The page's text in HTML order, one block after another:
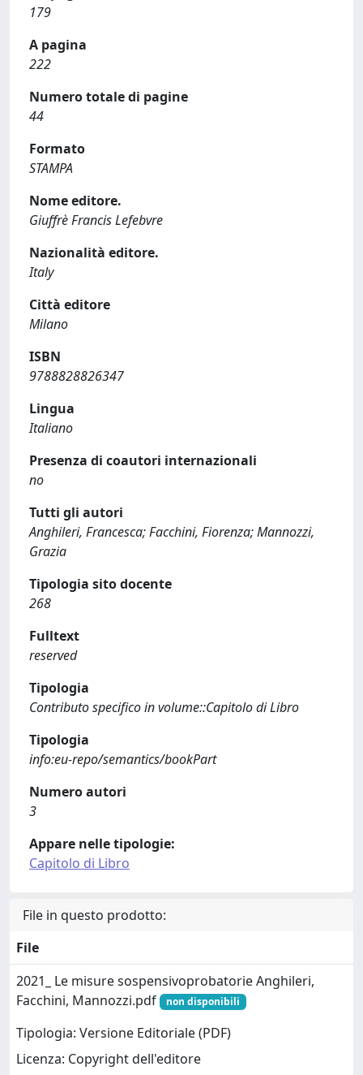
179
A pagina
222
Numero totale di pagine
44
Formato
STAMPA
Nome editore.
Giuffrè Francis Lefebvre
Nazionalità editore.
Italy
Città editore
Milano
ISBN
9788828826347
Lingua
Italiano
Presenza di coautori internazionali
no
Tutti gli autori
Anghileri, Francesca; Facchini, Fiorenza; Mannozzi,
Grazia
Tipologia sito docente
268
Fulltext
reserved
Tipologia
Contributo specifico in volume::Capitolo di Libro
Tipologia
info:eu-repo/semantics/bookPart
Numero autori
3
Appare nelle tipologie:
Capitolo di Libro
File in questo prodotto:
File
2021_ Le misure sospensivoprobatorie Anghileri,
Facchini, Mannozzi.pdf
non disponibili
Tipologia: Versione Editoriale (PDF)
Licenza: Copyright dell'editore